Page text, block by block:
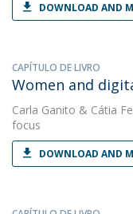
DOWNLOAD AND
CAPÍTULO DE LIVRO
Women and
Carla Ganito & Cátia
focus
DOWNLOAD AND